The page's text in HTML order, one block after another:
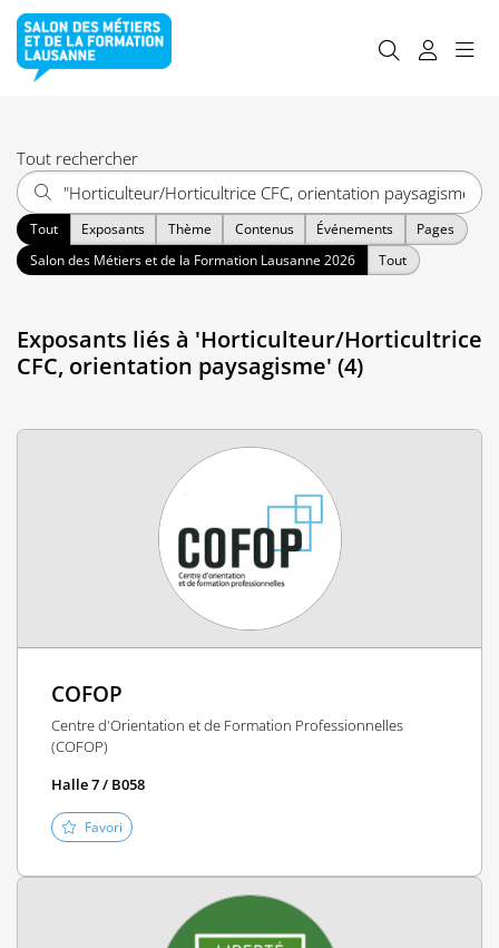
Tout rechercher
Tout Exposants Thème Contenus Événements
Pages
Salon des Métiers et de la Formation Lausanne 2026
Tout
Exposants liés à 'Horticulteur/Horticultrice
CFC, orientation paysagisme' (4)
COFOP
Centre d'Orientation et de Formation Professionnelles
(COFOP)
Halle 7 / B058
Favori